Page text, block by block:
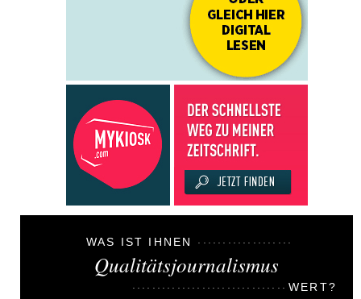
WAS IST IHNEN
Qualitätsjournalismus
WERT?